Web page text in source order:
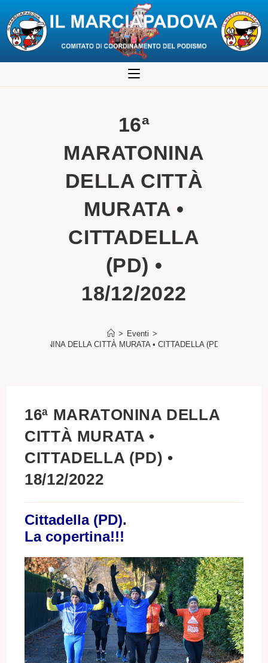
al
16ª
MARATONINA
DELLA CITTÀ
MURATA •
CITTADELLA
(PD) •
18/12/2022
> Eventi >
16ª MARATONINA DELLA CITTÀ MURATA • CITTADELLA (PD) • 18/12/2022
16ª MARATONINA DELLA
CITTÀ MURATA •
CITTADELLA (PD) •
18/12/2022
Cittadella (PD).
La copertina!!!